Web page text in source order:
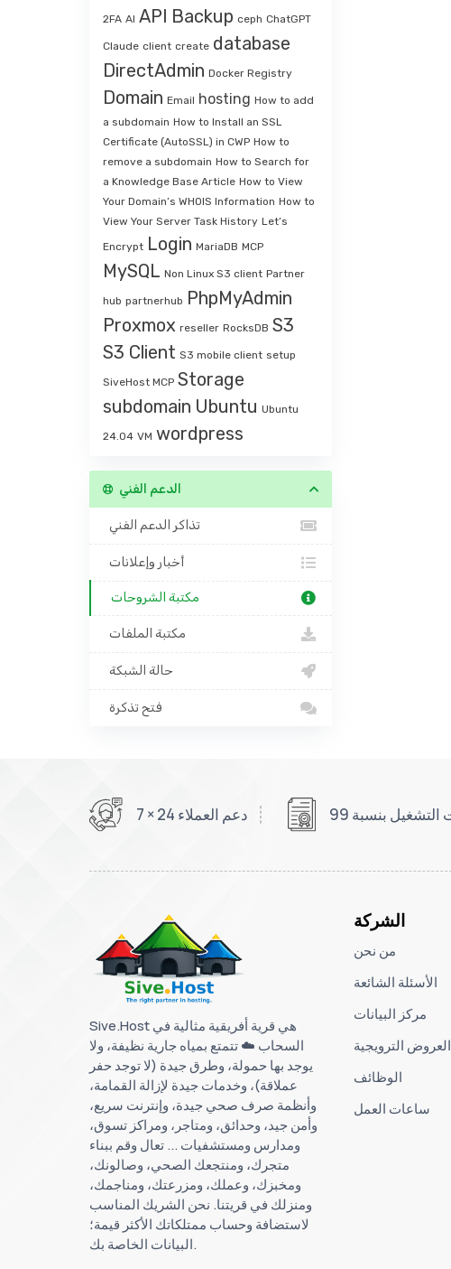
2FA AI API Backup ceph ChatGPT
Claude client create database
DirectAdmin Docker Registry
Domain Email hosting How to add
a subdomain How to Install an SSL
Certificate (AutoSSL) in CWP How to
remove a subdomain How to Search for
a Knowledge Base Article How to View
Your Domain’s WHOIS Information How to
View Your Server Task History Let’s
Encrypt Login MariaDB MCP
MySQL Non Linux S3 client Partner
hub partnerhub PhpMyAdmin
Proxmox reseller RocksDB S3
S3 Client S3 mobile client setup
SiveHost MCP Storage
subdomain Ubuntu Ubuntu
24.04 VM wordpress
الدعم الفني
تذاكر الدعم الفني
أخبار وإعلانات
مكتبة الشروحات
مكتبة الملفات
حالة الشبكة
فتح تذكرة
دعم العملاء 24 × 7
Sive.Host هي قرية أفريقية مثالية في
السحاب ☁️ تتمتع بمياه جارية نظيفة، ولا
يوجد بها حمولة، وطرق جيدة (لا توجد حفر
عملاقة)، ​​وخدمات جيدة لإزالة القمامة،
وأنظمة صرف صحي جيدة، وإنترنت سريع،
وأمن جيد، وحدائق، ومتاجر، ومراكز تسوق،
ومدارس ومستشفيات ... تعال وقم ببناء
متجرك، ومنتجعك الصحي، وصالونك،
ومخبزك، وعملك، ومزرعتك، ومناجمك،
ومنزلك في قريتنا. نحن الشريك المناسب
لاستضافة وحساب ممتلكاتك الأكثر قيمة؛
البيانات الخاصة بك.
الشركة
من نحن
الأسئلة الشائعة
مركز البيانات
العروض الترويجية
الوظائف
ساعات العمل